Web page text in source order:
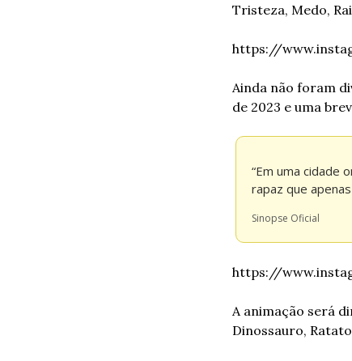
Tristeza, Medo,
https://
Ainda não foram
de 2023 e uma
“Em uma cidade
rapaz que
Sinopse Oficial
https://
A animação será
Dinossauro,